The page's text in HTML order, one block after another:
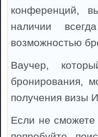
конференций,
наличии
возможностью
Ваучер,
бронирования,
получения визы
Если не